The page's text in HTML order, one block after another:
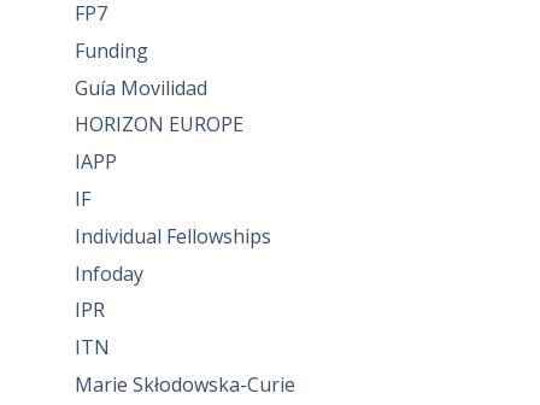
FP7
Funding
Guía Movilidad
HORIZON EUROPE
IAPP
IF
Individual Fellowships
Infoday
IPR
ITN
Marie Skłodowska-Curie